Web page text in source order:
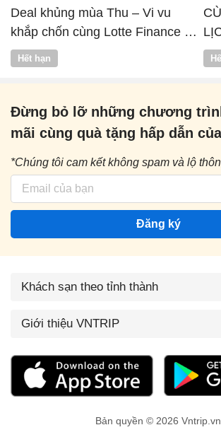
Deal khủng mùa Thu – Vi vu
khắp chốn cùng Lotte Finance x
Vntrip
Hết hạn
Đừng bỏ lỡ những chương
mãi cùng quà tặng hấp dẫn
*Chúng tôi cam kết không spam và lộ
Đăng ký
Khách sạn theo tỉnh thành
Giới thiệu VNTRIP
Bản quyền © 2026 Vntrip.vn